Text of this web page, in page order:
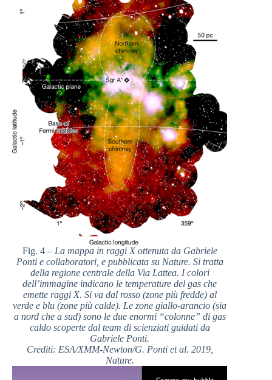
Fig. 4 – La mappa in raggi X ottenuta da Gabriele
Ponti e collaboratori, e pubblicata su Nature. Si tratta
della regione centrale della Via Lattea. I colori
dell’immagine indicano le temperature del gas che
emette raggi X. Si va dal rosso (zone più fredde) al
verde e blu (zone più calde). Le zone giallo-arancio (sia
a nord che a sud) sono le due enormi “colonne” di gas
caldo scoperte dal team di scienziati guidati da
Gabriele Ponti.
Crediti: ESA/XMM-Newton/G. Ponti et al. 2019,
Nature.